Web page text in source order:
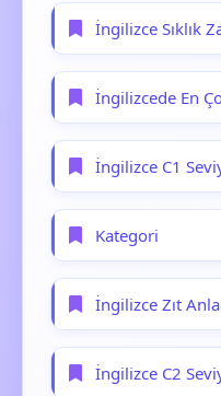
İngilizce Sıklık
İngilizcede En
İngilizce C1
Kategori
İngilizce Zıt
İngilizce C2